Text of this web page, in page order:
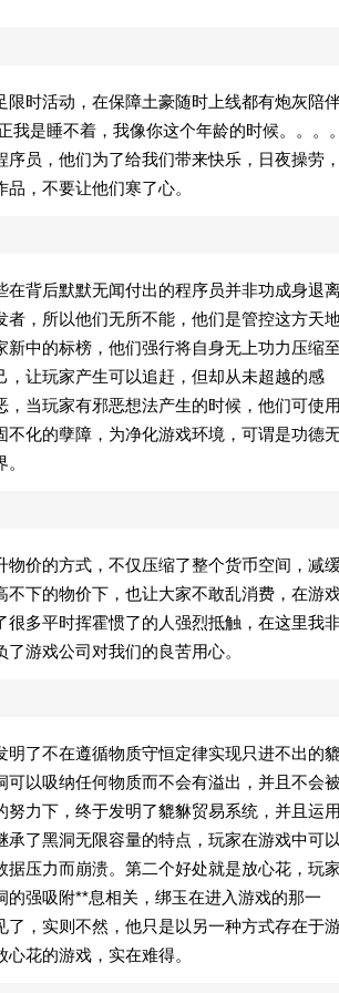
时活动，在保障土豪随时上线都有炮灰陪
是睡不着，我像你这个年龄的时候。。。。
员，他们为了给我们带来快乐，日夜操劳，
，不要让他们寒了心。
背后默默无闻付出的程序员并非功成身退
，所以他们无所不能，他们是管控这方天
中的标榜，他们强行将自身无上功力压缩至
让玩家产生可以追赶，但却从未超越的感
当玩家有邪恶想法产生的时候，他们可使用
化的孽障，为净化游戏环境，可谓是功德
价的方式，不仅压缩了整个货币空间，减
下的物价下，也让大家不敢乱消费，在游
多平时挥霍惯了的人强烈抵触，在这里我
游戏公司对我们的良苦用心。
了不在遵循物质守恒定律实现只进不出的貔
以吸纳任何物质而不会有溢出，并且不会被
力下，终于发明了貔貅贸易系统，并且运用
了黑洞无限容量的特点，玩家在游戏中可以
压力而崩溃。第二个好处就是放心花，玩家
强吸附**息相关，绑玉在进入游戏的那一
，实则不然，他只是以另一种方式存在于
花的游戏，实在难得。